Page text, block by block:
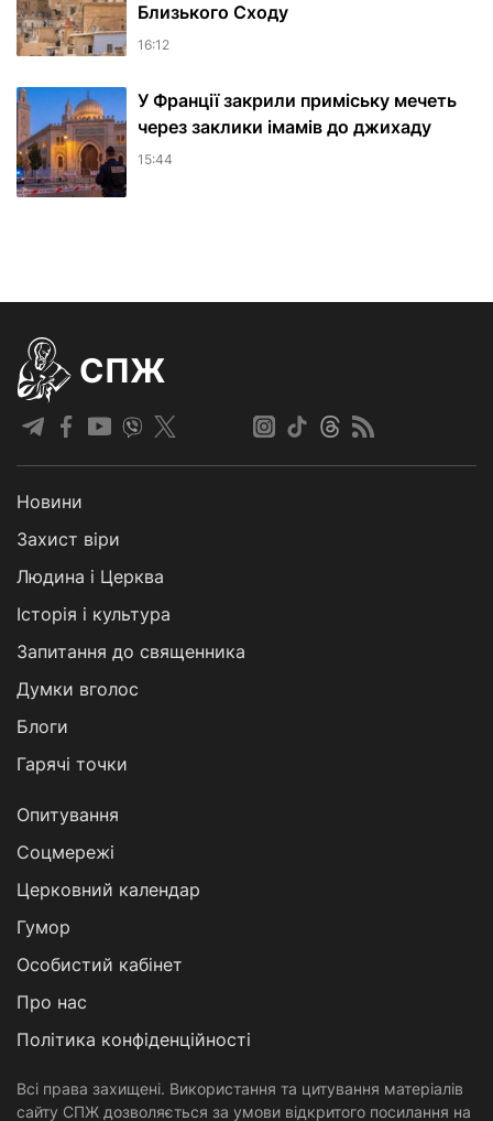
Близького Сходу
16:12
У Франції закрили приміську мечеть
через заклики імамів до джихаду
15:44
СПЖ
Новини
Захист віри
Людина і Церква
Історія і культура
Запитання до священника
Думки вголос
Блоги
Гарячі точки
Опитування
Соцмережі
Церковний календар
Гумор
Особистий кабінет
Про нас
Політика конфіденційності
Всі права захищені. Використання та цитування матеріалів
сайту СПЖ дозволяється за умови відкритого посилання на